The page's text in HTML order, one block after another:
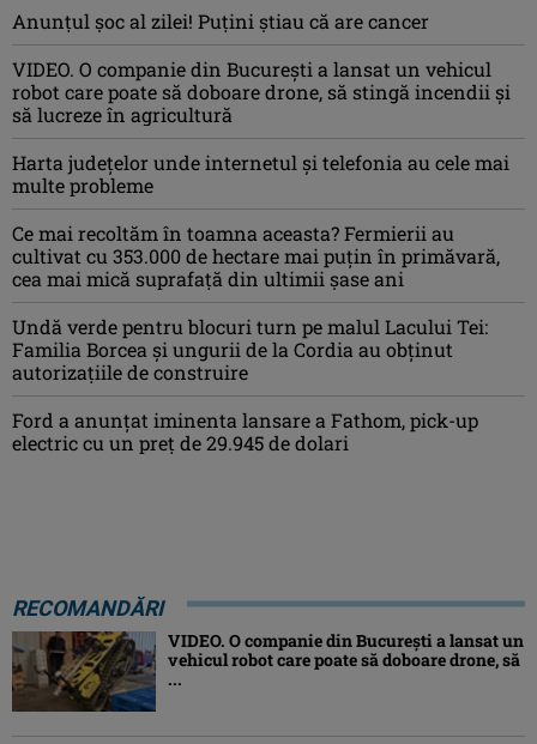
Anunţul şoc al zilei! Puţini ştiau că are cancer
VIDEO. O companie din București a lansat un vehicul
robot care poate să doboare drone, să stingă incendii și
să lucreze în agricultură
Harta județelor unde internetul și telefonia au cele mai
multe probleme
Ce mai recoltăm în toamna aceasta? Fermierii au
cultivat cu 353.000 de hectare mai puțin în primăvară,
cea mai mică suprafață din ultimii șase ani
Undă verde pentru blocuri turn pe malul Lacului Tei:
Familia Borcea și ungurii de la Cordia au obținut
autorizațiile de construire
Ford a anunțat iminenta lansare a Fathom, pick-up
electric cu un preț de 29.945 de dolari
RECOMANDĂRI
VIDEO. O companie din București a lansat un
vehicul robot care poate să doboare drone, să
...